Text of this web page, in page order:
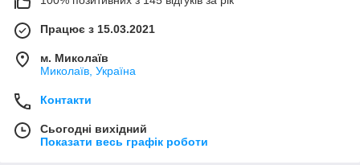
Працює з 15.03.2021
м. Миколаїв
Миколаїв, Україна
Контакти
Сьогодні вихідний
Показати весь графік роботи